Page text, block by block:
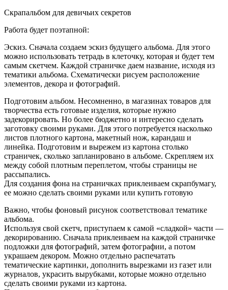
Скрапальбом для девичьих секретов
Работа будет поэтапной:
Эскиз. Сначала создаем эскиз будущего альбома. Для этого
можно использовать тетрадь в клеточку, которая и будет тем
самым скетчем. Каждой страничке даем название, исходя из
тематики альбома. Схематически рисуем расположение
элементов, декора и фотографий.
Подготовим альбом. Несомненно, в магазинах товаров для
творчества есть готовые изделия, которые нужно
задекорировать. Но более бюджетно и интересно сделать
заготовку своими руками. Для этого потребуется насколько
листов плотного картона, макетный нож, карандаш и
линейка. Подготовим и вырежем из картона столько
страничек, сколько запланировано в альбоме. Скрепляем их
между собой плотным переплетом, чтобы страницы не
рассыпались.
Для создания фона на страничках приклеиваем скрапбумагу,
ее можно сделать своими руками или купить готовую
Важно, чтобы фоновый рисунок соответствовал тематике
альбома.
Используя свой скетч, приступаем к самой «сладкой» части —
декорированию. Сначала приклеиваем на каждой страничке
подложки для фотографий, затем фотографии, а потом
украшаем декором. Можно отдельно распечатать
тематические картинки, дополнить вырезками из газет или
журналов, украсить вырубками, которые можно отдельно
сделать своими руками из картона.